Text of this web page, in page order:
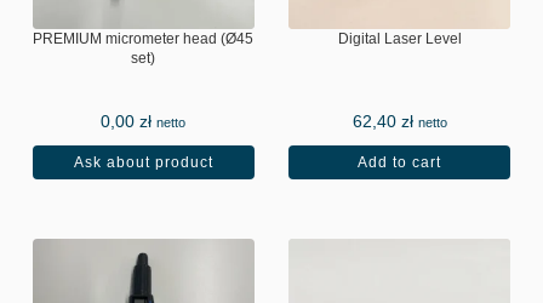
PREMIUM micrometer head (Ø45
set)
0,00zł netto
Ask about product
Digital Laser Level
62,40 zł netto
Add to cart